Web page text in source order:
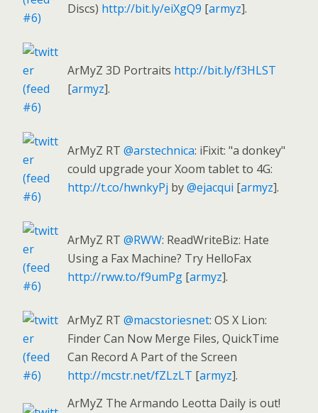
Discs) http://bit.ly/eiXgQ9 [armyz].
ArMyZ 3D Portraits http://bit.ly/f3HLST
[armyz].
ArMyZ RT @arstechnica: iFixit: "a donkey"
could upgrade your Xoom tablet to 4G:
http://t.co/hwnkyPj by@ejacqui [armyz].
ArMyZ RT @RWW: ReadWriteBiz: Hate
Using a Fax Machine? Try HelloFax
http://rww.to/f9umPg [armyz].
ArMyZ RT @macstoriesnet: OS X Lion:
Finder Can Now Merge Files, QuickTime
Can Record A Part of the Screen
http://mcstr.net/fZLzLT [armyz].
ArMyZ The Armando Leotta Daily is out!